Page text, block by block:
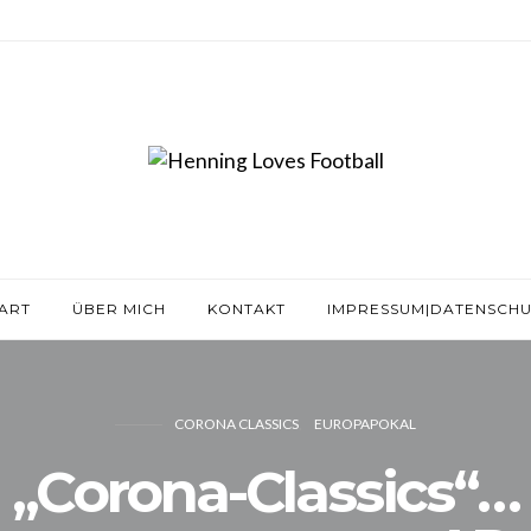
ÜBER MICH KONTAKT
CORONA CLASSICS EUROPAPOKAL
„Corona-Classics“…